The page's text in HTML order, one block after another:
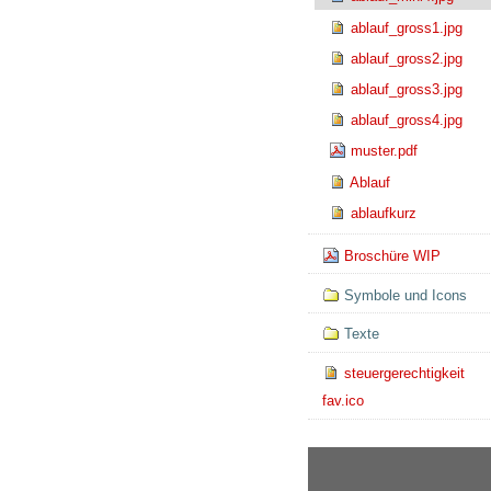
ablauf_gross1.jpg
ablauf_gross2.jpg
ablauf_gross3.jpg
ablauf_gross4.jpg
muster.pdf
Ablauf
ablaufkurz
Broschüre WIP
Symbole und Icons
Texte
steuergerechtigkeit
fav.ico